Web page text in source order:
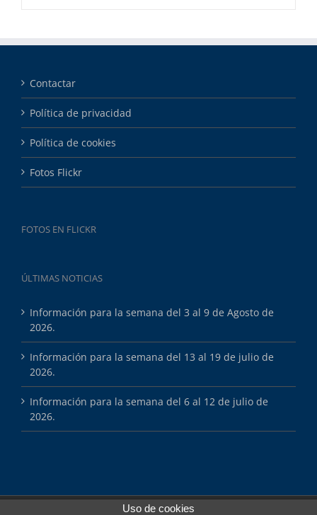
Contactar
Política de privacidad
Política de cookies
Fotos Flickr
FOTOS EN FLICKR
ÚLTIMAS NOTICIAS
Información para la semana del 3 al 9 de Agosto de
2026.
Información para la semana del 13 al 19 de julio de
2026.
Información para la semana del 6 al 12 de julio de
2026.
Uso de cookies